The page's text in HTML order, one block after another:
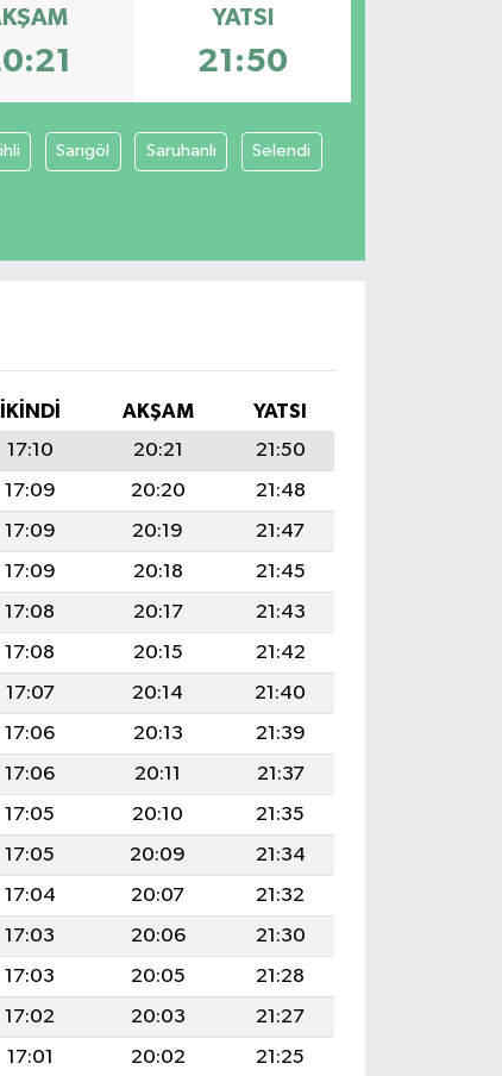
YATSI
21:50
Sarıgöl Saruhanlı Selendi
İKINDI AKŞAM
YATSI
17:10 20:21
21:50
17:09 20:20
21:48
17:09 20:19
21:47
17:09 20:18
21:45
17:08 20:17
21:43
17:08 20:15
21:42
17:07 20:14
21:40
17:06 20:13
21:39
17:06 20:11
21:37
17:05 20:10
21:35
17:05 20:09
21:34
17:04 20:07
21:32
17:03 20:06
21:30
17:03 20:05
21:28
17:02 20:03
21:27
17:01 20:02 21:25